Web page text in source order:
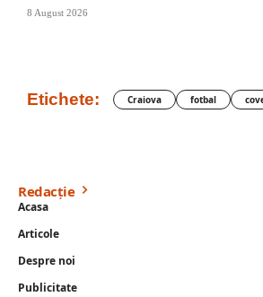
8 August 2026
Etichete: Craiova fotbal
Redacție
Acasa
Articole
Despre noi
Publicitate